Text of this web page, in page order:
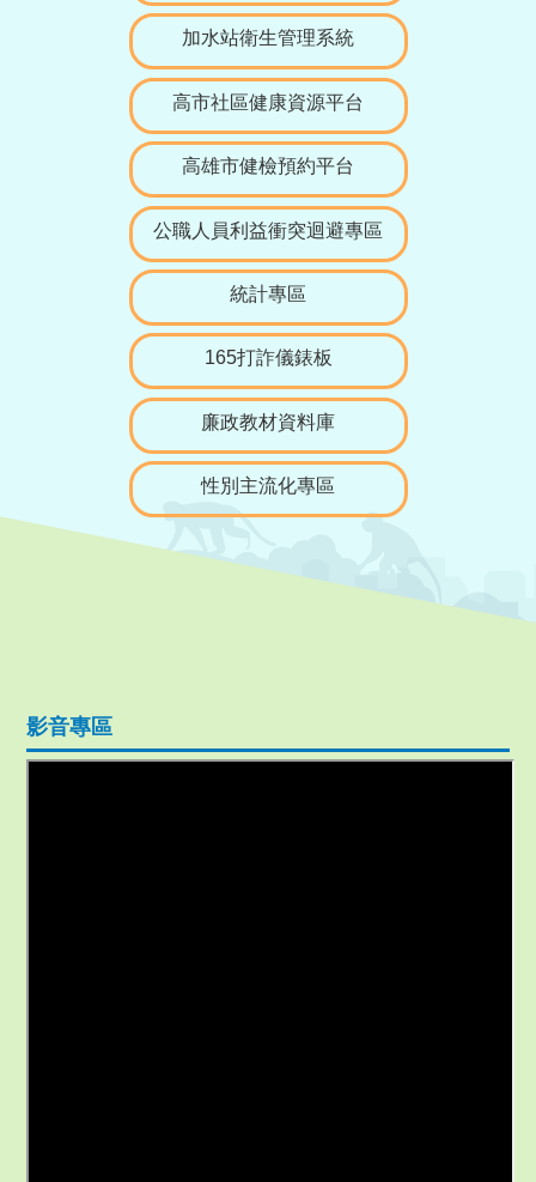
加水站衛生管理系統
高市社區健康資源平台
高雄市健檢預約平台
公職人員利益衝突迴避專區
統計專區
165打詐儀錶板
廉政教材資料庫
性別主流化專區
影音專區